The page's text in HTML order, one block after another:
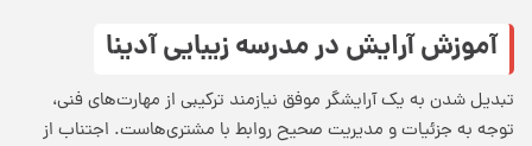
آموزش آرایش در مدرسه زیبایی آدینا
تبدیل شدن به یک آرایشگر موفق نیازمند ترکیبی از مهارت‌های فنی،
توجه به جزئیات و مدیریت صحیح روابط با مشتری‌هاست. اجتناب از